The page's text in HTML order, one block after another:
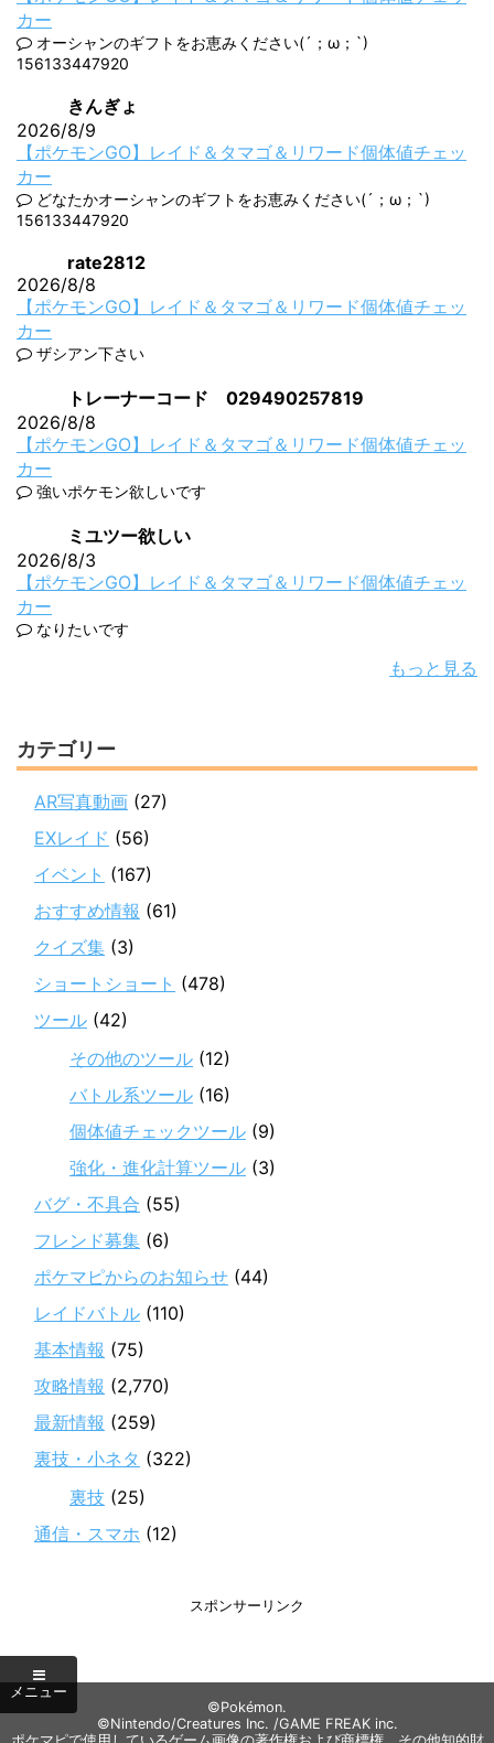
カー
オーシャンのギフトをお恵みください(´；ω；`)
156133447920
きんぎょ
2026/8/9
【ポケモンGO】レイド＆タマゴ＆リワード個体値チェッ
カー
どなたかオーシャンのギフトをお恵みください(´；ω；`)
156133447920
rate2812
2026/8/8
【ポケモンGO】レイド＆タマゴ＆リワード個体値チェッ
カー
ザシアン下さい
トレーナーコード 029490257819
2026/8/8
【ポケモンGO】レイド＆タマゴ＆リワード個体値チェッ
カー
強いポケモン欲しいです
ミユツー欲しい
2026/8/3
【ポケモンGO】レイド＆タマゴ＆リワード個体値チェッ
カー
なりたいです
もっと見る
カテゴリー
AR写真動画 (27)
EXレイド (56)
イベント (167)
おすすめ情報 (61)
クイズ集 (3)
ショートショート (478)
ツール (42)
その他のツール (12)
バトル系ツール (16)
個体値チェックツール (9)
強化・進化計算ツール (3)
バグ・不具合 (55)
フレンド募集 (6)
ポケマピからのお知らせ (44)
レイドバトル (110)
基本情報 (75)
攻略情報 (2,770)
最新情報 (259)
裏技・小ネタ (322)
裏技 (25)
通信・スマホ (12)
スポンサーリンク
©Pokémon.
©Nintendo/Creatures Inc. /GAME FREAK inc.